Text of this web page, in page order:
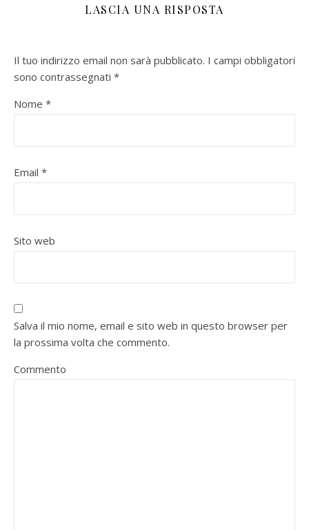
LASCIA UNA RISPOSTA
Il tuo indirizzo email non sarà pubblicato. I campi obbligatori
sono contrassegnati *
Nome *
Email *
Sito web
Salva il mio nome, email e sito web in questo browser per
la prossima volta che commento.
Commento